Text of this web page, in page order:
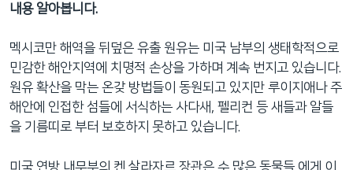
인
션
내용 알아봅니다.
멕시코만 해역을 뒤덮은 유출 원유는 미국 남부의 생태학적으로
민감한 해안지역에 치명적 손상을 가하며 계속 번지고 있습니다.
원유 확산을 막는 온갖 방법들이 동원되고 있지만 루이지애나 주
해안에 인접한 섬들에 서식하는 사다새, 펠리컨 등 새들과 알들
을 기름띠로 부터 보호하지 못하고 있습니다.
미국 연방 내무부의 켄 살라자르 장관은 수 많은 동물들 에게 이